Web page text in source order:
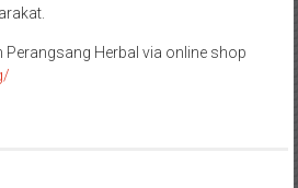
Perangsang Herbal via online shop